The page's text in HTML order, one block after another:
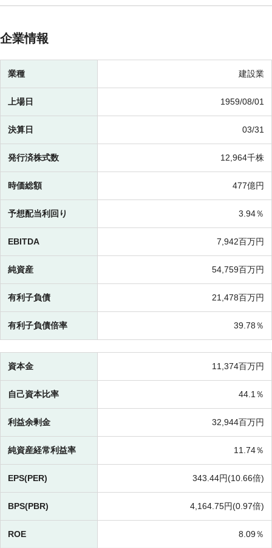
企業情報
業種 建設業
上場日 1959/08/01
決算日 03/31
発行済株式数 12,964千株
時価総額 477億円
予想配当利回り 3.94％
EBITDA 7,942百万円
純資産 54,759百万円
有利子負債 21,478百万円
有利子負債倍率 39.78％
資本金 11,374百万円
自己資本比率 44.1％
利益余剰金 32,944百万円
純資産経常利益率 11.74％
EPS(PER) 343.44円(10.66倍)
BPS(PBR) 4,164.75円(0.97倍)
ROE 8.09％